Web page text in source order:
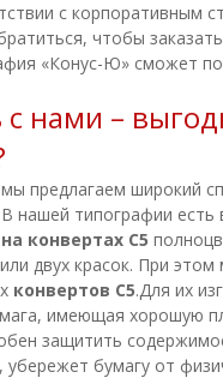
с корпоративным
чтобы заказать
«Конус-Ю» сможет
нами –
предлагаем широкий
В нашей типографии
конвертах С5
двух красок. При этом
конвертов C5.Для их
имеющая хорошую
защитить
бумагу от